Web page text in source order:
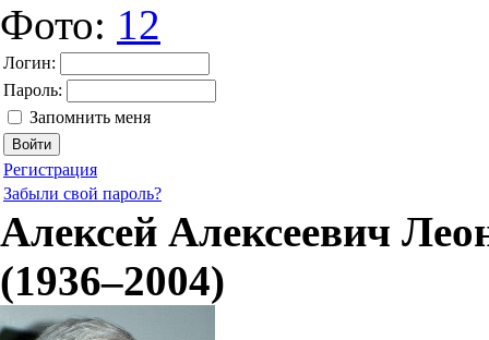
Фото: 12
Логин:
Пароль:
Запомнить меня
Регистрация
Забыли свой пароль?
Алексей Алексеевич
(1936–2004)